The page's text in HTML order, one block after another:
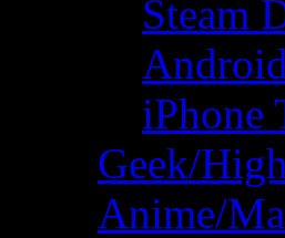
Steam
iPhone
Geek/
Anime/